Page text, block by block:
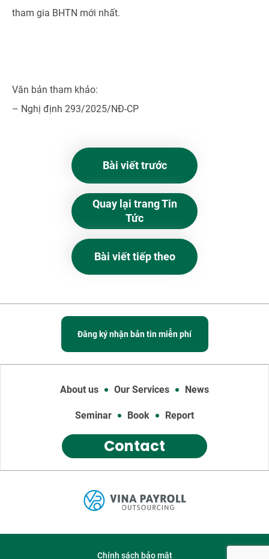
tham gia BHTN mới nhất.
Văn bản tham khảo:
– Nghị định 293/2025/NĐ-CP
Bài viết trước
Quay lại trang Tin
Tức
Bài viết tiếp theo
Đăng ký nhận bản tin miễn phí
About us Our Services News
Seminar Book Report
Contact
Chính sách bảo mật